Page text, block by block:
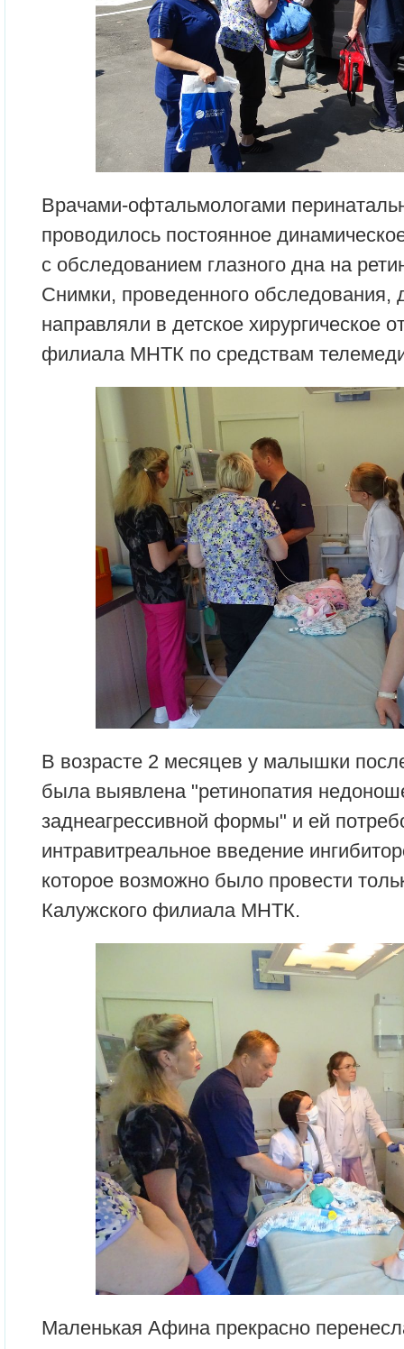
Врачами-офтальмологами
проводилось постоянное
с обследованием глазного дна на
Снимки, проведенного обследования,
направляли в детское хирургическое
филиала МНТК по средствам
В возрасте 2 месяцев у малышки
была выявлена "ретинопатия
заднеагрессивной формы" и ей
интравитреальное введение
которое возможно было провести
Калужского филиала МНТК.
Маленькая Афина прекрасно